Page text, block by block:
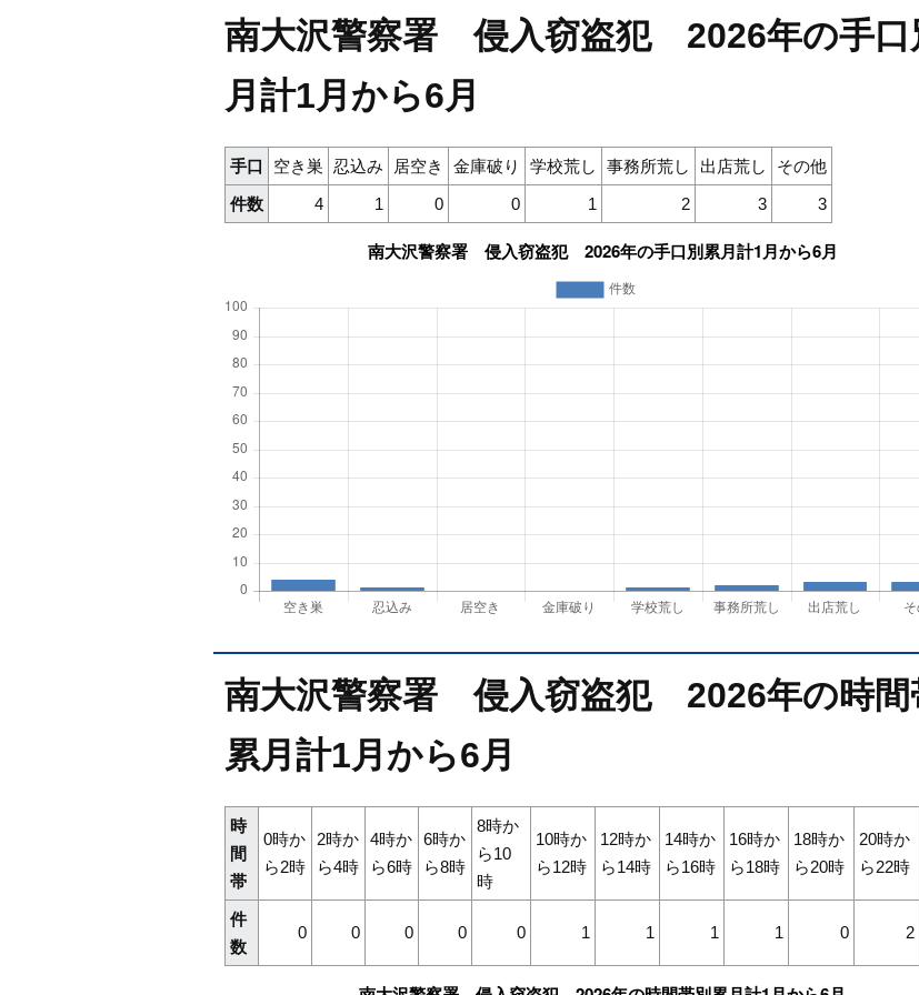
南大沢警察署 侵入窃盗犯 2026年の手口
月計1月から6月
手口 空き巣 忍込み 居空き 金庫破り 学校荒し 事務所荒し 出店荒し
その他
件数
4 1 0 0 1 2 3 3
南大沢警察署 侵入窃盗犯 2026年の時間
累月計1月から6月
時
間
帯
0時か
ら2時
2時か
ら4時
4時か
ら6時
6時か
ら8時
8時か
ら10
時
10時か
ら12時
12時か
ら14時
14時か
ら16時
16時か
ら18時
18時か
ら20時
20時か
ら22時
件
数
0 0 0 0 0 1 1 1 1 0 2